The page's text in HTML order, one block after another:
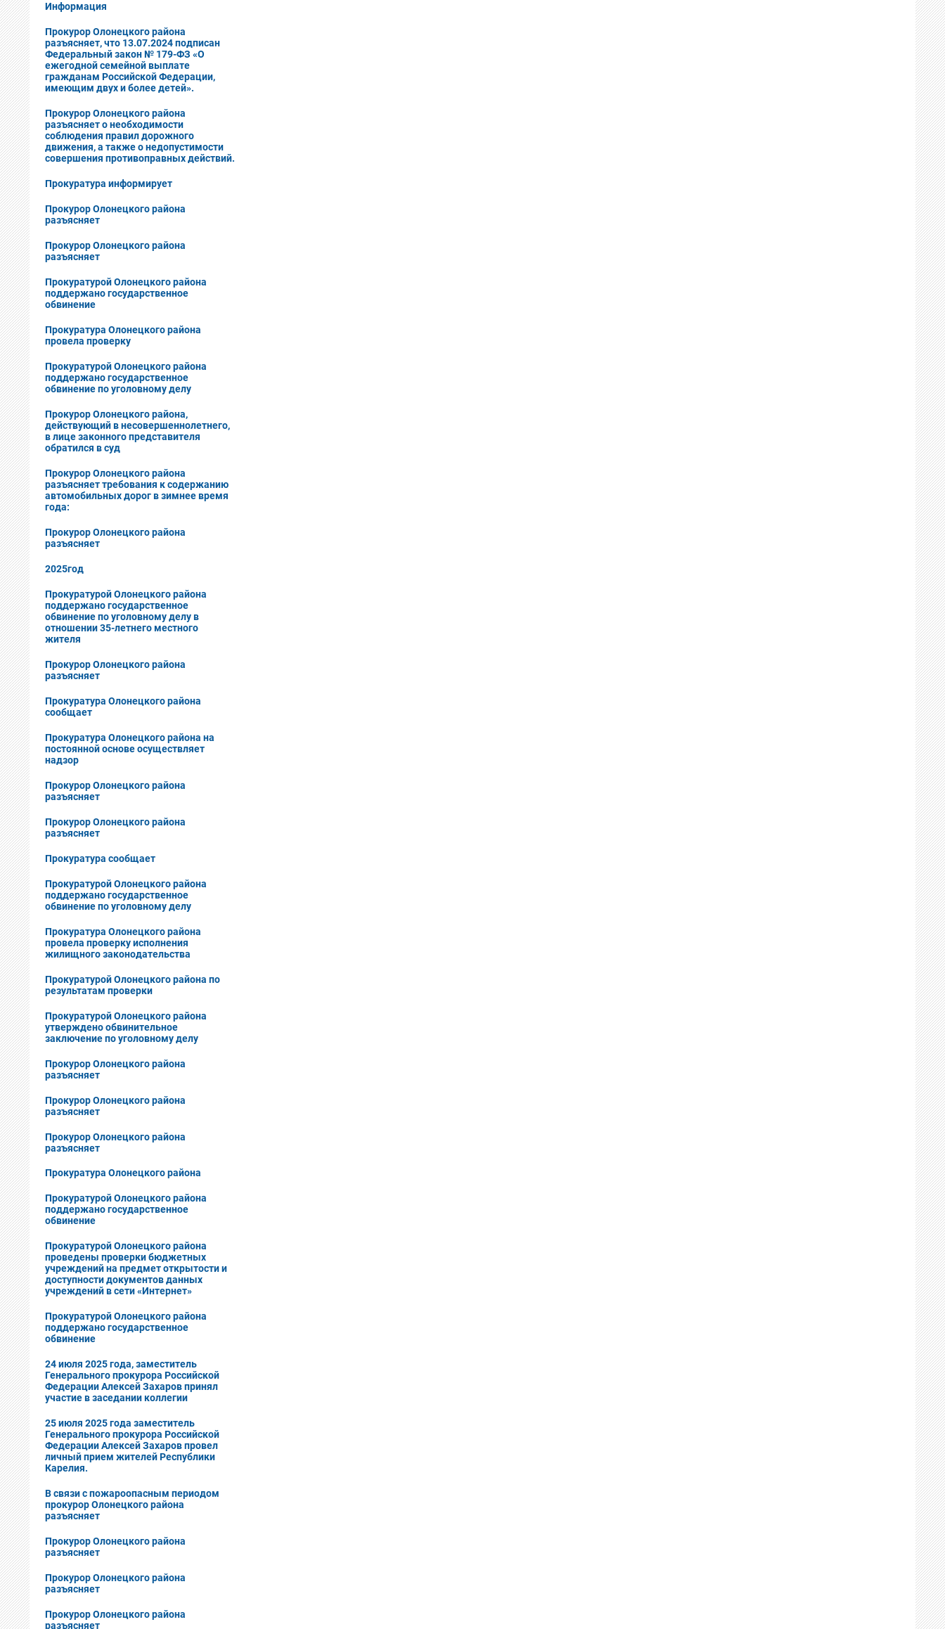
Информация
Прокурор Олонецкого района
разъясняет, что 13.07.2024 подписан
Федеральный закон № 179-ФЗ «О
ежегодной семейной выплате
гражданам Российской Федерации,
имеющим двух и более детей».
Прокурор Олонецкого района
разъясняет о необходимости
соблюдения правил дорожного
движения, а также о недопустимости
совершения противоправных действий.
Прокуратура информирует
Прокурор Олонецкого района
разъясняет
Прокурор Олонецкого района
разъясняет
Прокуратурой Олонецкого района
поддержано государственное
обвинение
Прокуратура Олонецкого района
провела проверку
Прокуратурой Олонецкого района
поддержано государственное
обвинение по уголовному делу
Прокурор Олонецкого района,
действующий в несовершеннолетнего,
в лице законного представителя
обратился в суд
Прокурор Олонецкого района
разъясняет требования к содержанию
автомобильных дорог в зимнее время
года:
Прокурор Олонецкого района
разъясняет
2025год
Прокуратурой Олонецкого района
поддержано государственное
обвинение по уголовному делу в
отношении 35-летнего местного
жителя
Прокурор Олонецкого района
разъясняет
Прокуратура Олонецкого района
сообщает
Прокуратура Олонецкого района на
постоянной основе осуществляет
надзор
Прокурор Олонецкого района
разъясняет
Прокурор Олонецкого района
разъясняет
Прокуратура сообщает
Прокуратурой Олонецкого района
поддержано государственное
обвинение по уголовному делу
Прокуратура Олонецкого района
провела проверку исполнения
жилищного законодательства
Прокуратурой Олонецкого района по
результатам проверки
Прокуратурой Олонецкого района
утверждено обвинительное
заключение по уголовному делу
Прокурор Олонецкого района
разъясняет
Прокурор Олонецкого района
разъясняет
Прокурор Олонецкого района
разъясняет
Прокуратура Олонецкого района
Прокуратурой Олонецкого района
поддержано государственное
обвинение
Прокуратурой Олонецкого района
проведены проверки бюджетных
учреждений на предмет открытости и
доступности документов данных
учреждений в сети «Интернет»
Прокуратурой Олонецкого района
поддержано государственное
обвинение
24 июля 2025 года, заместитель
Генерального прокурора Российской
Федерации Алексей Захаров принял
участие в заседании коллегии
25 июля 2025 года заместитель
Генерального прокурора Российской
Федерации Алексей Захаров провел
личный прием жителей Республики
Карелия.
В cвязи с пожароопасным периодом
прокурор Олонецкого района
разъясняет
Прокурор Олонецкого района
разъясняет
Прокурор Олонецкого района
разъясняет
Прокурор Олонецкого района
разъясняет